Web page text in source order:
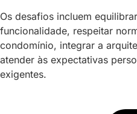
Os desafios incluem
funcionalidade, respeitar
condomínio, integrar a
atender às expectativas
exigentes.